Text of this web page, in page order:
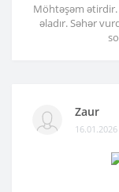
Möhtəşəm ətirdir.
əladır. Səhər
Zaur
16.01.2026